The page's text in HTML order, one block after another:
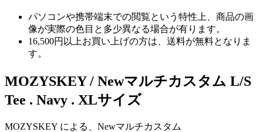
パソコンや携帯端末での閲覧という特性上、商品の画
像が実際の色目と多少異なる場合が有ります。
16,500円以上お買い上げの方は、 送料が無料となりま
す。
MOZYSKEY / Newマルチカスタム L/S
Tee . Navy . XLサイズ
MOZYSKEY による、Newマルチカスタム